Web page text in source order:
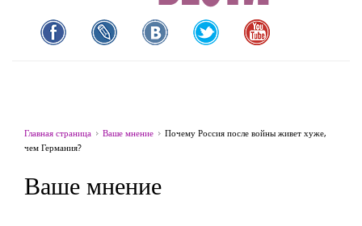
Главная страница Ваше мнение
Почему Россия после войны живет хуже,
чем Германия?
Ваше мнение